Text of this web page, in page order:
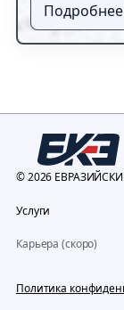
Подробнее
© 2026
Услуги
Карьера (скоро)
Политика